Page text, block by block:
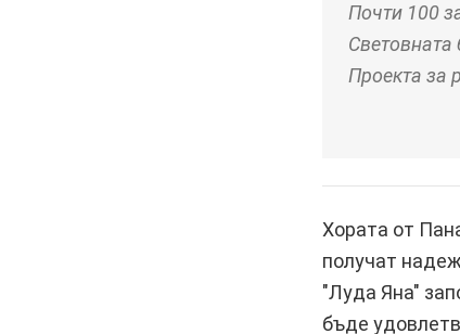
Почти 100
Световната
Проекта за
Хората от
получат
"Луда Яна"
бъде